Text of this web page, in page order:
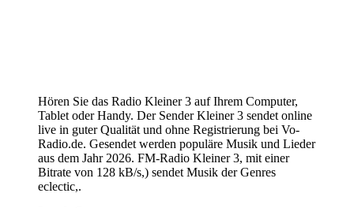
Hören Sie das Radio Kleiner 3 auf Ihrem Computer,
Tablet oder Handy. Der Sender Kleiner 3 sendet online
live in guter Qualität und ohne Registrierung bei Vo-
Radio.de. Gesendet werden populäre Musik und Lieder
aus dem Jahr 2026. FM-Radio Kleiner 3, mit einer
Bitrate von 128 kB/s,) sendet Musik der Genres
eclectic,.